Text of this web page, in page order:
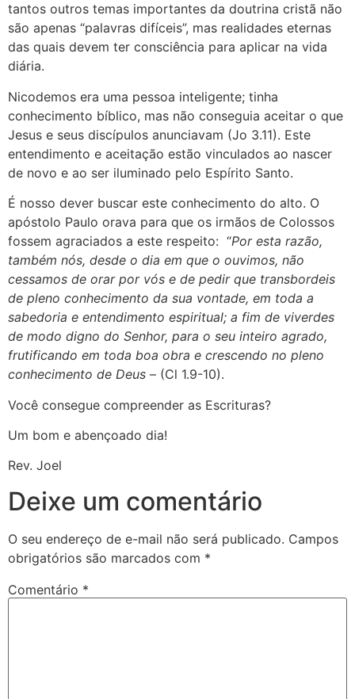
tantos outros temas importantes da doutrina cristã não
são apenas “palavras difíceis”, mas realidades eternas
das quais devem ter consciência para aplicar na vida
diária.
Nicodemos era uma pessoa inteligente; tinha
conhecimento bíblico, mas não conseguia aceitar o que
Jesus e seus discípulos anunciavam (Jo 3.11). Este
entendimento e aceitação estão vinculados ao nascer
de novo e ao ser iluminado pelo Espírito Santo.
É nosso dever buscar este conhecimento do alto. O
apóstolo Paulo orava para que os irmãos de Colossos
fossem agraciados a este respeito: “Por esta razão,
também nós, desde o dia em que o ouvimos, não
cessamos de orar por vós e de pedir que transbordeis
de pleno conhecimento da sua vontade, em toda a
sabedoria e entendimento espiritual; a fim de viverdes
de modo digno do Senhor, para o seu inteiro agrado,
frutificando em toda boa obra e crescendo no pleno
conhecimento de Deus – (Cl 1.9-10).
Você consegue compreender as Escrituras?
Um bom e abençoado dia!
Rev. Joel
Deixe um comentário
O seu endereço de e-mail não será publicado. Campos
obrigatórios são marcados com *
Comentário *